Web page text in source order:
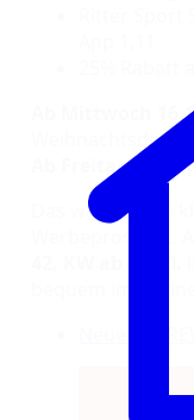
25%
Ab Mittwoch
Weihnachtsdeko
Ab Freitag:
Das war nur ein
bequem im